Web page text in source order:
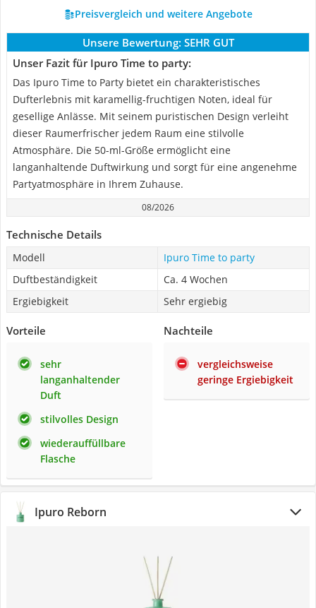
Preisvergleich und weitere Angebote
Unsere Bewertung: SEHR GUT
Unser Fazit für Ipuro Time to party:
Das Ipuro Time to Party bietet ein charakteristisches
Dufterlebnis mit karamellig-fruchtigen Noten, ideal für
gesellige Anlässe. Mit seinem puristischen Design verleiht
dieser Raumerfrischer jedem Raum eine stilvolle
Atmosphäre. Die 50-ml-Größe ermöglicht eine
langanhaltende Duftwirkung und sorgt für eine angenehme
Partyatmosphäre in Ihrem Zuhause.
08/2026
Technische Details
Modell
Ipuro Time to party
Duftbeständigkeit
Ca. 4 Wochen
Ergiebigkeit
Sehr ergiebig
Vorteile
sehr
langanhaltender
Duft
stilvolles Design
wiederauffüllbare
Flasche
Nachteile
vergleichsweise
geringe Ergiebigkeit
Ipuro Reborn